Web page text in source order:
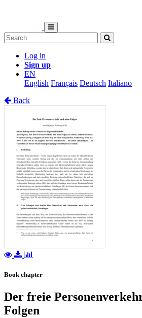
Log in
Sign up
EN
English Français Deutsch Italiano
Back
Book chapter
Der freie
Folgen